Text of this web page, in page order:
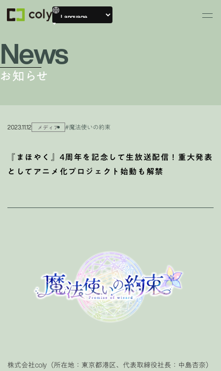
News
お知らせ
2023.11.12 メディア #魔法使いの約束
『まほやく』4周年を記念して生放送配信！重大発表
としてアニメ化プロジェクト始動も解禁
株式会社coly（所在地：東京都港区、代表取締役社長：中島杏奈）